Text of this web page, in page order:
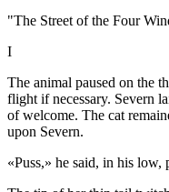
"The Street of the Four
I
The animal paused on the
flight if necessary. Severn
of welcome. The cat
upon Severn.
«Puss,» he said, in his low,